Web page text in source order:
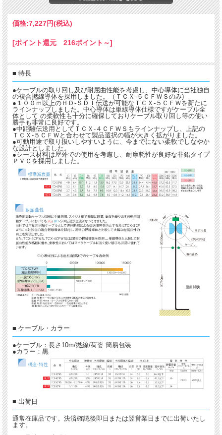
価格:7,227円(税込)
[ポイント還元 216ポイント～]
■ 特長
●ケーブルの取り回し及び耐屈曲性能を考慮し、中心導体に当社独自
の複合撚線導体を採用しました。（ＴＣＸ-５ＣＦＷＳのみ)
●１００ｍ以上のＨＤ-ＳＤＩ伝送が可能なＴＣＸ-５ＣＦＷを新たに
ラインナップしました。中心導体は単線導体仕様ですがケーブル全
体として の柔軟性も十分に確保しておりケーブル取り回し等の使い
勝手も非常に良好です。
●中距離伝送用としてＴＣＸ-４ＣＦＷＳもラインナップし、上記の
ＴＣＸ-５ＣＦＷと合わせて製品選択の幅が大きく拡がりました。
●可動用途で取り扱いしやすいように、今までにない柔軟でしなやか
な設計としました。
●シース材料は屋外での使用を考慮し、耐摩耗性が良好な非鉛タイプ
ＰＶＣを採用しました。
■ ケーブル・カラー
●ケーブル：長さ10m/撚線/荷姿 簡易包装
●カラー：黒
■ 出荷日
通常在庫品です。決済確認後即日または翌営業日までに出荷いたし
ます。